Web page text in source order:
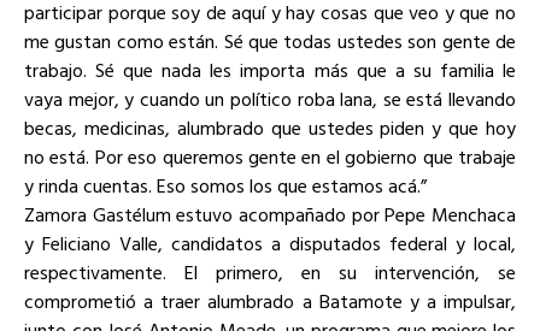
participar porque soy de aquí y hay cosas que veo y que no
me gustan como están. Sé que todas ustedes son gente de
trabajo. Sé que nada les importa más que a su familia le
vaya mejor, y cuando un político roba lana, se está llevando
becas, medicinas, alumbrado que ustedes piden y que hoy
no está. Por eso queremos gente en el gobierno que trabaje
y rinda cuentas. Eso somos los que estamos acá.”
Zamora Gastélum estuvo acompañado por Pepe Menchaca
y Feliciano Valle, candidatos a disputados federal y local,
respectivamente. El primero, en su intervención, se
comprometió a traer alumbrado a Batamote y a impulsar,